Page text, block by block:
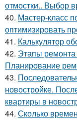
отмостки.. Выбор
40. Мастер-класс
оптимизировать
41. Калькулятор
42. Этапы ремонта
Планирование
43.
новостройке.
квартиры в
44. Сколько